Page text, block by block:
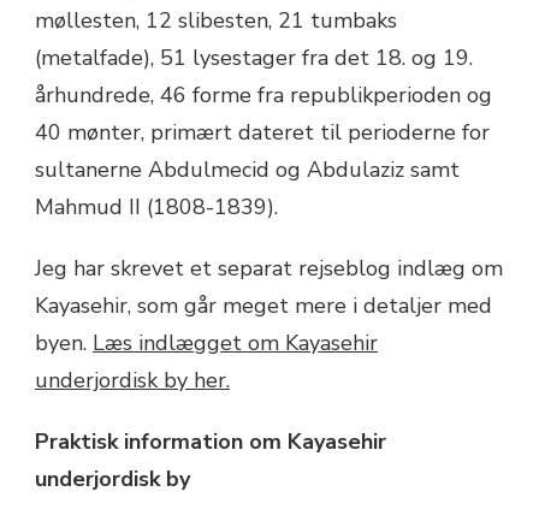
møllesten, 12 slibesten, 21 tumbaks
(metalfade), 51 lysestager fra det 18. og 19.
århundrede, 46 forme fra republikperioden og
40 mønter, primært dateret til perioderne for
sultanerne Abdulmecid og Abdulaziz samt
Mahmud II (1808-1839).
Jeg har skrevet et separat rejseblog indlæg om
Kayasehir, som går meget mere i detaljer med
byen. Læs indlægget om Kayasehir
underjordisk by her.
Praktisk information om Kayasehir
underjordisk by